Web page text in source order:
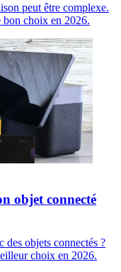
peut être complexe.
bon choix en 2026.
objet connecté
des objets connectés ?
choix en 2026.